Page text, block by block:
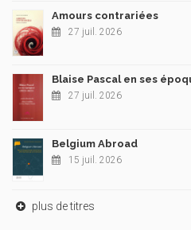
Amours contrariées
27 juil. 2026
Blaise Pascal en ses
27 juil. 2026
Belgium Abroad
15 juil. 2026
plus de titres